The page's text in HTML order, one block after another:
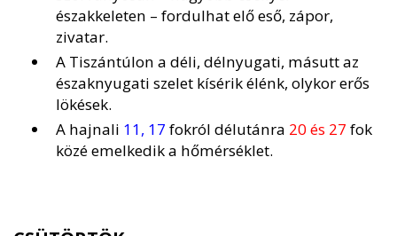
északkeleten – fordulhat elő eső, zápor,
zivatar.
A Tiszántúlon a déli, délnyugati, másutt az
északnyugati szelet kísérik élénk, olykor erős
lökések.
A hajnali 11, 17 fokról délutánra 20 és 27 fok
közé emelkedik a hőmérséklet.